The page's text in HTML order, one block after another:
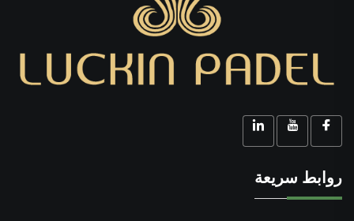
روابط سريعة